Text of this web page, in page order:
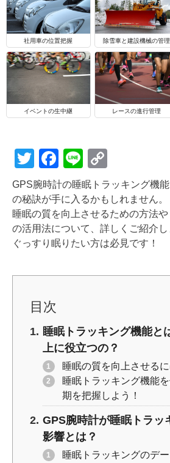
社用車の位置把握 除雪車と建設機械の管理
イベントの生中継 レースの進行管理
T
wi
tt
er
F
a
c
e
b
o
Li
n
e
o
p
y
Li
k
GPS腕時計の睡眠トラッキング機
の秘訣が手に入るかもしれません。
睡眠の質を向上させるための方法
の活用法について、詳しくご紹介し
ぐっすり眠りたい方は必見です！
目次
睡眠トラッキング機能と
上に役立つの？
睡眠の質を向上させる
睡眠トラッキング機能
期を把握しよう！
GPS腕時計が睡眠トラッ
影響とは？
睡眠トラッキングのデ